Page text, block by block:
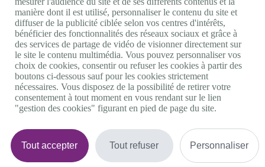
Innovation et recherche
Université du RRH
Service AppuiPro
Nous suivre
Youtube
Linkedin
Facebook
Twitter
0 800 11 10 09Services & appel gratuitsDe 9h à 18h.
Nous contacter
Plateforme de mise en contact LSF
manière dont il est utilisé, personnaliser le contenu du site et
diffuser de la publicité ciblée selon vos centres d'intérêts,
bénéficier des fonctionnalités des réseaux sociaux et grâce à
des services de partage de vidéo de visionner directement sur
le site le contenu multimédia. Vous pouvez personnaliser vos
choix de cookies, consentir ou refuser les cookies à partir des
boutons ci-dessous sauf pour les cookies strictement
nécessaires. Vous disposez de la possibilité de retirer votre
consentement à tout moment en vous rendant sur le lien
"gestion des cookies" figurant en pied de page du site.
Tout accepter Tout refuser Personnaliser